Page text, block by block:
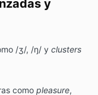
y
/ʒ/, /ŋ/ y clusters
como pleasure,